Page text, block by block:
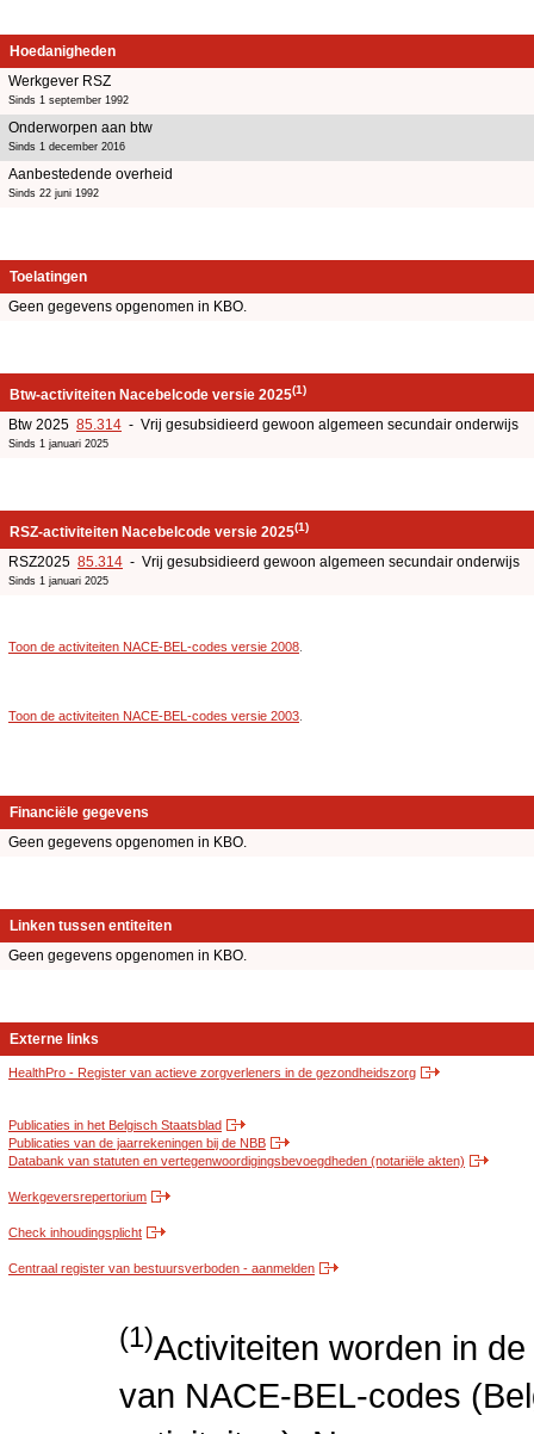
Hoedanigheden
Werkgever RSZ
Sinds 1 september 1992
Onderworpen aan btw
Sinds 1 december 2016
Aanbestedende overheid
Sinds 22 juni 1992
Toelatingen
Geen gegevens opgenomen in KBO.
Btw-activiteiten Nacebelcode versie 2025(1)
Btw 2025 85.314 - Vrij gesubsidieerd gewoon algemeen secundair onderwijs
Sinds 1 januari 2025
RSZ-activiteiten Nacebelcode versie 2025(1)
RSZ2025 85.314 - Vrij gesubsidieerd gewoon algemeen secundair onderwijs
Sinds 1 januari 2025
Toon de activiteiten NACE-BEL-codes versie 2008
Toon de activiteiten NACE-BEL-codes versie 2003
Financiële gegevens
Geen gegevens opgenomen in KBO.
Linken tussen entiteiten
Geen gegevens opgenomen in KBO.
Externe links
HealthPro - Register van actieve zorgverleners in de gezondheidszorg
Publicaties in het Belgisch Staatsblad
Publicaties van de jaarrekeningen bij de NBB
Databank van statuten en vertegenwoordigingsbevoegdheden (notariële akten)
Werkgeversrepertorium
Check inhoudingsplicht
Centraal register van bestuursverboden - aanmelden
(1)Activiteiten worden in
van NACE-BEL-codes